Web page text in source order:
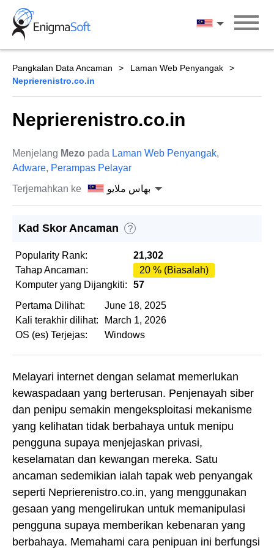
Skip
content
بهاس ملايو
Pangkalan Data Ancaman
Laman Web Penyangak
Neprierenistro.co.in
Neprierenistro.co.in
Menjelang Mezo pada Laman Web Penyangak,
Adware, Perampas Pelayar
Terjemahkan ke
بهاس ملايو
Kad Skor Ancaman ?
Popularity Rank:
21,302
Tahap Ancaman:
20 % (Biasalah)
Komputer yang Dijangkiti:
57
Pertama Dilihat:
June 18, 2025
Kali terakhir dilihat:
March 1, 2026
OS (es) Terjejas:
Windows
Melayari internet dengan selamat memerlukan
kewaspadaan yang berterusan. Penjenayah siber
dan penipu semakin mengeksploitasi mekanisme
yang kelihatan tidak berbahaya untuk menipu
pengguna supaya menjejaskan privasi,
keselamatan dan kewangan mereka. Satu
ancaman sedemikian ialah tapak web penyangak
seperti Neprierenistro.co.in, yang menggunakan
gesaan yang mengelirukan untuk memanipulasi
pengguna supaya memberikan kebenaran yang
berbahaya. Memahami cara penipuan ini berfungsi